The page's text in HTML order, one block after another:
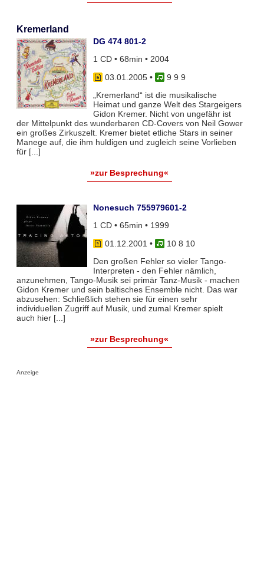
Kremerland
DG 474 801-2
1 CD • 68min • 2004
03.01.2005•
9 9 9
„Kremerland“ ist die musikalische
Heimat und ganze Welt des Stargeigers
Gidon Kremer. Nicht von ungefähr ist
der Mittelpunkt des wunderbaren CD-Covers von Neil Gower
ein großes Zirkuszelt. Kremer bietet etliche Stars in seiner
Manege auf, die ihm huldigen und zugleich seine Vorlieben
für [...]
»zur Besprechung«
Nonesuch 755979601-2
1 CD • 65min • 1999
01.12.2001 •
10 8 10
Den großen Fehler so vieler Tango-
Interpreten - den Fehler nämlich,
anzunehmen, Tango-Musik sei primär Tanz-Musik - machen
Gidon Kremer und sein baltisches Ensemble nicht. Das war
abzusehen: Schließlich stehen sie für einen sehr
individuellen Zugriff auf Musik, und zumal Kremer spielt
auch hier [...]
»zur Besprechung«
Anzeige